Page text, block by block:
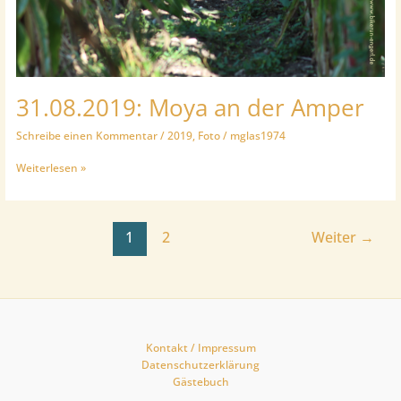
31.08.2019: Moya an der Amper
Schreibe einen Kommentar /2019, Foto/ mglas1974
31.08.2019:
an
Weiterlesen »
1 2 Weiter →
Kontakt / Impressum
Datenschutzerklärung
Gästebuch